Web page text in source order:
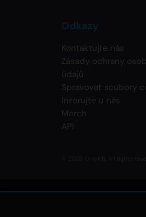
Odkazy
Kontaktujte nás
Zásady ochrany
údajů
Spravovat soubory
Inzerujte u nás
Merch
API